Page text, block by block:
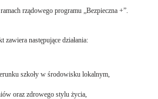
rządowego programu „Bezpieczna +”.
zawiera następujące działania:
szkoły w środowisku lokalnym,
oraz zdrowego stylu życia,